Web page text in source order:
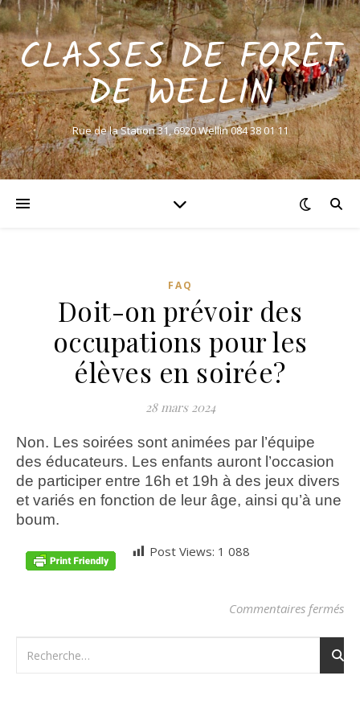
CLASSES DE FORÊT
DE WELLIN
Rue de la Station 31, 6920 Wellin 084 38 01 11
FAQ
Doit-on prévoir des
occupations pour les
élèves en soirée?
28 mars 2024
Non. Les soirées sont animées par l’équipe
des éducateurs. Les enfants auront l’occasion
de participer entre 16h et 19h à des jeux divers
et variés en fonction de leur âge, ainsi qu’à une
boum.
Post Views: 1 088
Commentaires fermés